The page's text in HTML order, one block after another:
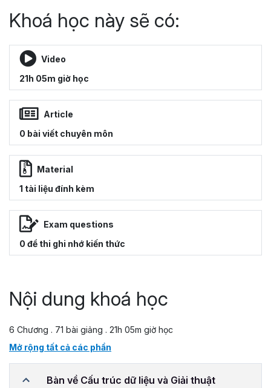
Khoá học này sẽ có:
Video
21h 05m giờ học
Article
0 bài viết chuyên môn
Material
1 tài liệu đính kèm
Exam questions
0 đề thi ghi nhớ kiến thức
Nội dung khoá học
6 Chương . 71 bài giảng . 21h 05m giờ học
Mở rộng tất cả các phần
Bàn về Cấu trúc dữ liệu và Giải thuật